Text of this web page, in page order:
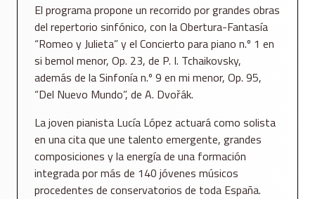
El programa propone un recorrido por grandes obras
del repertorio sinfónico, con la Obertura-Fantasía
“Romeo y Julieta” y el Concierto para piano n.º 1 en
si bemol menor, Op. 23, de P. I. Tchaikovsky,
además de la Sinfonía n.º 9 en mi menor, Op. 95,
“Del Nuevo Mundo”, de A. Dvořák.
La joven pianista Lucía López actuará como solista
en una cita que une talento emergente, grandes
composiciones y la energía de una formación
integrada por más de 140 jóvenes músicos
procedentes de conservatorios de toda España.